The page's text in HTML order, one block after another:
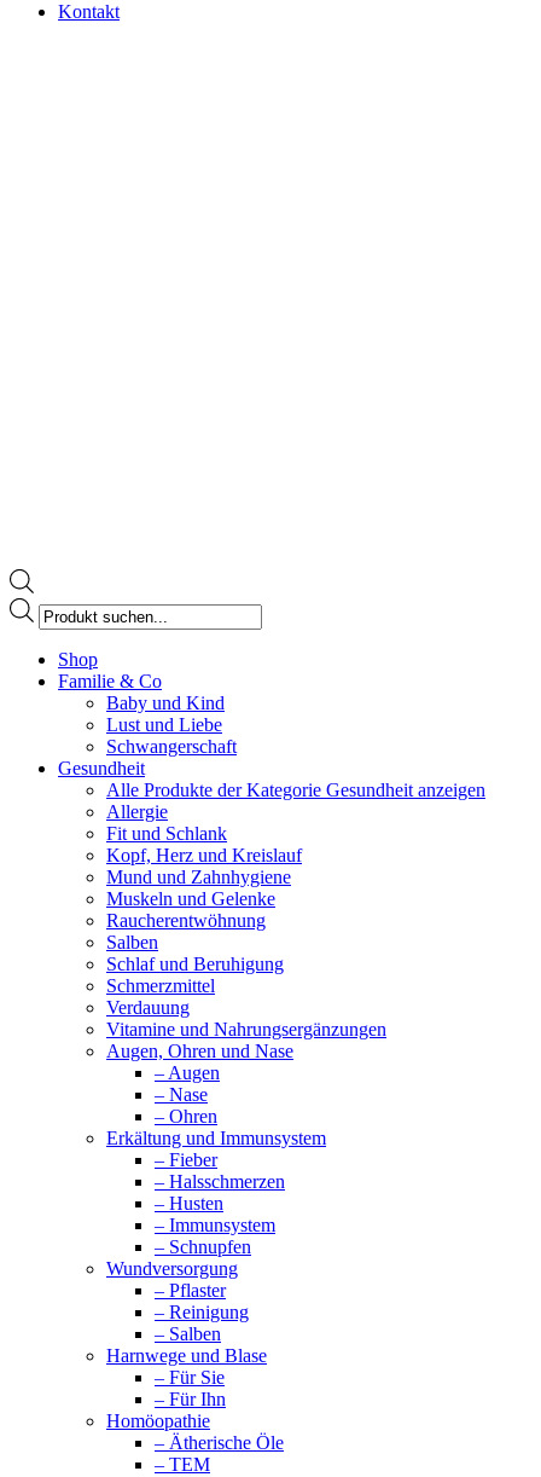
Kontakt
Products
search
page
opens
Shop
Familie & Co
Baby und Kind
Lust und Liebe
Schwangerschaft
Gesundheit
Alle Produkte der Kategorie Gesundheit anzeigen
Allergie
Fit und Schlank
Kopf, Herz und Kreislauf
Mund und Zahnhygiene
Muskeln und Gelenke
Raucherentwöhnung
Salben
Schlaf und Beruhigung
Schmerzmittel
Verdauung
Vitamine und Nahrungsergänzungen
Augen, Ohren und Nase
– Augen
– Nase
– Ohren
Erkältung und Immunsystem
– Fieber
– Halsschmerzen
– Husten
– Immunsystem
– Schnupfen
Wundversorgung
– Pflaster
– Reinigung
– Salben
Harnwege und Blase
– Für Sie
– Für Ihn
Homöopathie
– Ätherische Öle
– TEM